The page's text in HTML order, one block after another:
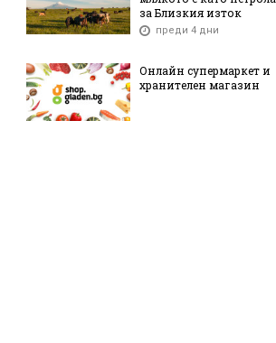
за Близкия изток
преди 4 дни
Онлайн супермаркет и
хранителен магазин